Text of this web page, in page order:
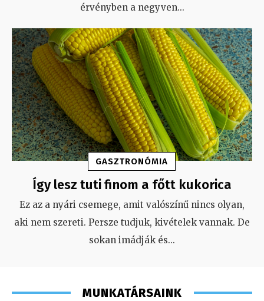
érvényben a negyven...
GASZTRONÓMIA
Így lesz tuti finom a főtt kukorica
Ez az a nyári csemege, amit valószínű nincs olyan,
aki nem szereti. Persze tudjuk, kivételek vannak. De
sokan imádják és...
MUNKATÁRSAINK